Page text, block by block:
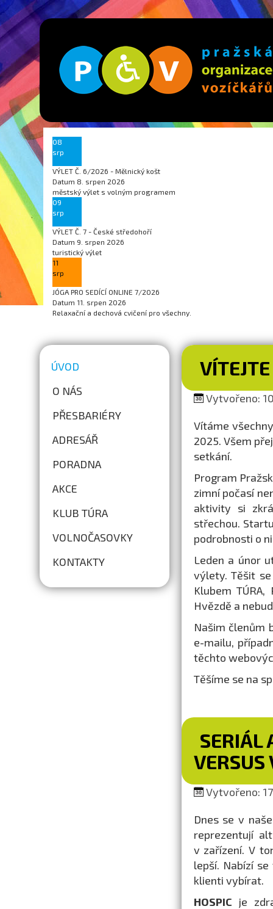
08
srp
VÝLET Č. 6/2026 - Mělnický košt
Datum 8. srpen 2026
městský výlet s volným programem
09
srp
VÝLET Č. 7 - České středohoří
Datum 9. srpen 2026
turistický výlet
11
srp
JÓGA PRO SEDÍCÍ ONLINE 7/2026
Datum 11. srpen 2026
Relaxační a dechová cvičení pro všechny.
ÚVOD
O NÁS
PŘESBARIÉRY
ADRESÁŘ
PORADNA
AKCE
KLUB TÚRA
VOLNOČASOVKY
KONTAKTY
Vytvořeno:
Vítáme
2025. Všem
setkání.
Program
zimní počasí
aktivity si
střechou.
podrobnosti o
Leden a únor
výlety. Těšit se
Klubem
Hvězdě a
Našim členům
e-mailu,
těchto
Těšíme se na
SERIÁL
VERSUS
Vytvořeno:
Dnes se v
reprezentují
v zařízení. V
lepší. Nabízí
klienti vybírat.
HOSPIC je